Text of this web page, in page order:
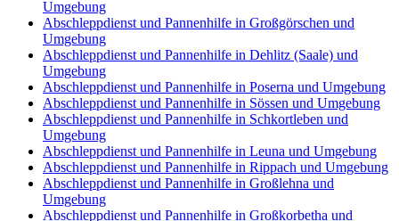
Umgebung
Abschleppdienst und Pannenhilfe in Großgörschen und
Umgebung
Abschleppdienst und Pannenhilfe in Dehlitz (Saale) und
Umgebung
Abschleppdienst und Pannenhilfe in Poserna und Umgebung
Abschleppdienst und Pannenhilfe in Sössen und Umgebung
Abschleppdienst und Pannenhilfe in Schkortleben und
Umgebung
Abschleppdienst und Pannenhilfe in Leuna und Umgebung
Abschleppdienst und Pannenhilfe in Rippach und Umgebung
Abschleppdienst und Pannenhilfe in Großlehna und
Umgebung
Abschleppdienst und Pannenhilfe in Großkorbetha und